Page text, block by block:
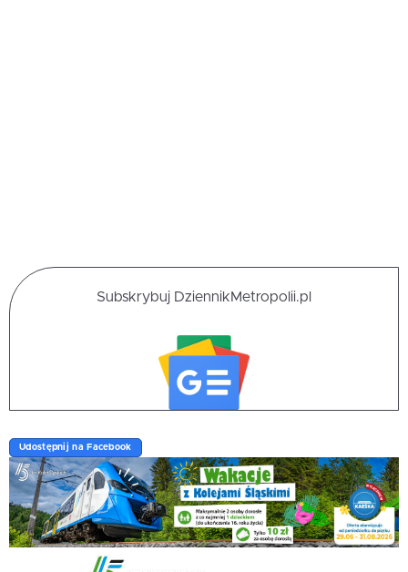
Subskrybuj DziennikMetropolii.pl
Udostępnij na Facebook